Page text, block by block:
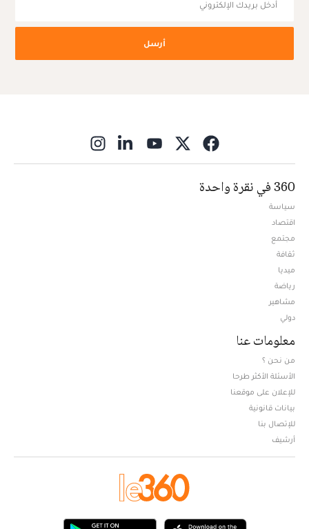
أرسل
360 في نقرة واحدة
سياسة
اقتصاد
مجتمع
ثقافة
ميديا
رياضة
مشاهير
دولي
معلومات عنا
من نحن ؟
الأسئلة الأكثر طرحا
للإعلان على موقعنا
بيانات قانونية
للإتصال بنا
أرشيف